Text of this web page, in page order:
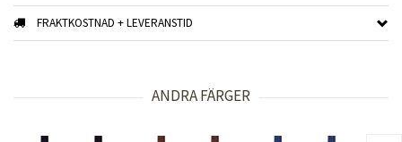
FRAKTKOSTNAD + LEVERANSTID
ANDRA FÄRGER